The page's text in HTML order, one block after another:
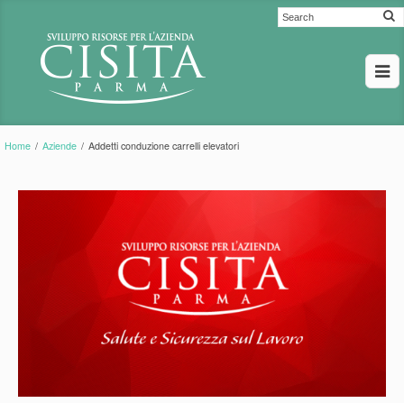
Home / Aziende / Addetti conduzione carrelli elevatori